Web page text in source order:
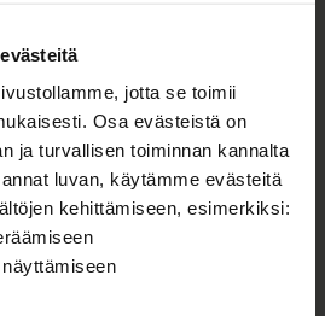
jotta se toimii
Osa evästeistä on
ja turvallisen toiminnan kannalta
luvan, käytämme evästeitä
kehittämiseen, esimerkiksi:
ja puolet
Teokset
ihmisten
yhteisiin
ja tapaamisiin, Phillips